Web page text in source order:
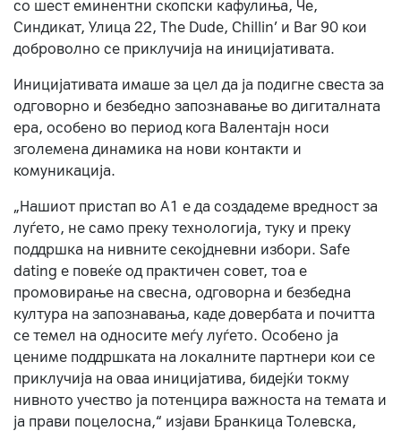
со шест еминентни скопски кафулиња, Че,
Синдикат, Улица 22, The Dude, Chillin’ и Bar 90 кои
доброволно се приклучија на иницијативата.
Иницијативата имаше за цел да ја подигне свеста за
одговорно и безбедно запознавање во дигиталната
ера, особено во период кога Валентајн носи
зголемена динамика на нови контакти и
комуникација.
„Нашиот пристап во А1 е да создадеме вредност за
луѓето, не само преку технологија, туку и преку
поддршка на нивните секојдневни избори. Safe
dating е повеќе од практичен совет, тоа е
промовирање на свесна, одговорна и безбедна
култура на запознавања, каде довербата и почитта
се темел на односите меѓу луѓето. Особено ја
цениме поддршката на локалните партнери кои се
приклучија на оваа иницијатива, бидејќи токму
нивното учество ја потенцира важноста на темата и
ја прави поцелосна,“ изјави Бранкица Толевска,